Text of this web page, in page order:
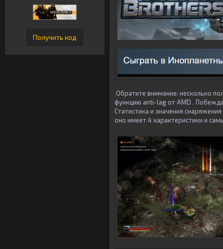
Обратите внимание: несколько
функцию anti-lag от AMD .
Статистика и значения
оно имеет 4 характеристики и